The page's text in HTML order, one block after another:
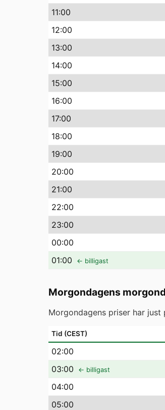
11:00
12:00
13:00
14:00
15:00
16:00
17:00
18:00
19:00
20:00
21:00
22:00
23:00
00:00
01:00 ← billigast
Morgondagens
Morgondagens priser har
Tid (CEST)
02:00
03:00 ← billigast
04:00
05:00